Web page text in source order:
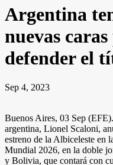
Argentina
nuevas
defender el
Sep 4, 2023
Buenos Aires, 03 Sep
argentina, Lionel Scaloni,
estreno de la Albiceleste en
Mundial 2026, en la doble
y Bolivia, que contará con